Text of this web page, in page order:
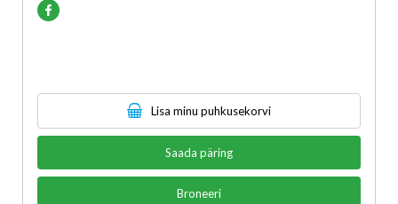
Lisa minu puhkusekorvi
Saada päring
Broneeri